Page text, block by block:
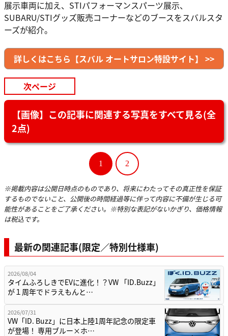
展示車両に加え、STIパフォーマンスパーツ展示、
SUBARU/STIグッズ販売コーナーなどのブースをスバルスタ
ーズが紹介。
詳しくはこちら【スバル オートサロン特設サイト】 >>
次ページ
【画像】この記事に関連する写真をすべて見る(全
2点)
1 2
※掲載内容は公開日時点のものであり、将来にわたってその真正性を保証
するものでないこと、公開後の時間経過等に伴って内容に不備が生じる可
能性があることをご了承ください。※特別な表記がないかぎり、価格情報
は税込です。
最新の関連記事(限定／特別仕様車)
2026/08/04
タイムふろしきでEVに進化！？VW 「ID.Buzz」
が１周年でドラえもんと…
2026/07/31
VW「ID. Buzz」に日本上陸1周年記念の限定車
が登場！ 専用ブルー×ホ…